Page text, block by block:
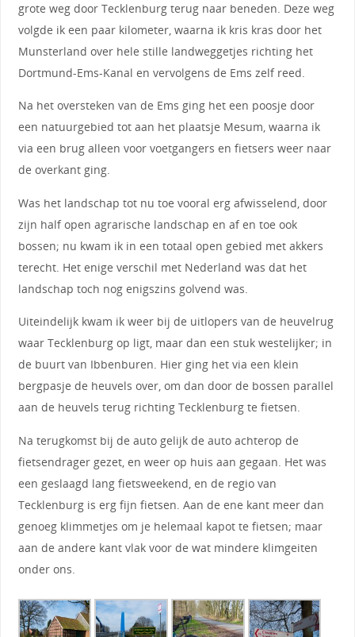
grote weg door Tecklenburg terug naar beneden. Deze weg
volgde ik een paar kilometer, waarna ik kris kras door het
Munsterland over hele stille landweggetjes richting het
Dortmund-Ems-Kanal en vervolgens de Ems zelf reed.
Na het oversteken van de Ems ging het een poosje door
een natuurgebied tot aan het plaatsje Mesum, waarna ik
via een brug alleen voor voetgangers en fietsers weer naar
de overkant ging.
Was het landschap tot nu toe vooral erg afwisselend, door
zijn half open agrarische landschap en af en toe ook
bossen; nu kwam ik in een totaal open gebied met akkers
terecht. Het enige verschil met Nederland was dat het
landschap toch nog enigszins golvend was.
Uiteindelijk kwam ik weer bij de uitlopers van de heuvelrug
waar Tecklenburg op ligt, maar dan een stuk westelijker; in
de buurt van Ibbenburen. Hier ging het via een klein
bergpasje de heuvels over, om dan door de bossen parallel
aan de heuvels terug richting Tecklenburg te fietsen.
Na terugkomst bij de auto gelijk de auto achterop de
fietsendrager gezet, en weer op huis aan gegaan. Het was
een geslaagd lang fietsweekend, en de regio van
Tecklenburg is erg fijn fietsen. Aan de ene kant meer dan
genoeg klimmetjes om je helemaal kapot te fietsen; maar
aan de andere kant vlak voor de wat mindere klimgeiten
onder ons.